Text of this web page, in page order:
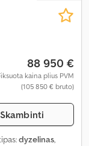
88 950 €
kaina plius PVM
(105 850 € bruto)
Skambinti
dyzelinas,